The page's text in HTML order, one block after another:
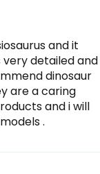
and it
very detailed and
dinosaur
are a caring
and i will
.